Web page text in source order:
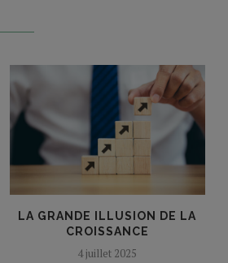
LA GRANDE ILLUSION DE LA
CROISSANCE
4 juillet 2025